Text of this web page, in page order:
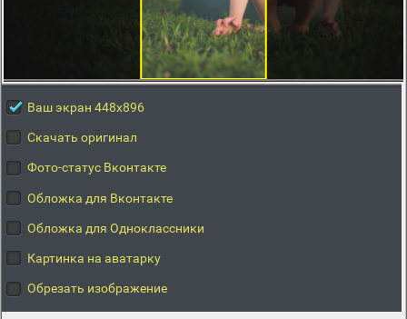
Ваш экран 448x896
Скачать оригинал
Фото-статус Вконтакте
Обложка для Вконтакте
Обложка для Одноклассники
Картинка на аватарку
Обрезать изображение